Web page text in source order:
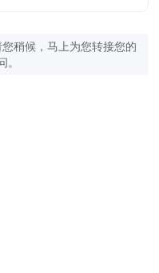
稍候，马上为您转接您的
。